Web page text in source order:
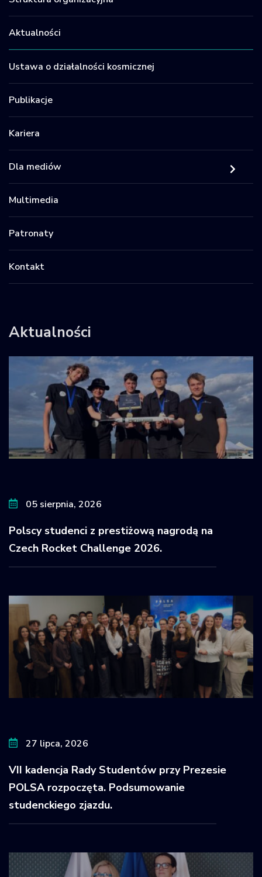
Aktualności
Ustawa o działalności kosmicznej
Publikacje
Kariera
Dla mediów
Multimedia
Patronaty
Kontakt
Aktualności
05 sierpnia, 2026
Polscy studenci z prestiżową nagrodą na
Czech Rocket Challenge 2026.
27 lipca, 2026
VII kadencja Rady Studentów przy Prezesie
POLSA rozpoczęta. Podsumowanie
studenckiego zjazdu.